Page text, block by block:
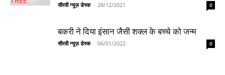
सीरवी न्यूज़ डेस्क - 28/12/2021 0
बकरी ने दिया इंसान जैसी शक्ल के बच्चे को जन्म
सीरवी न्यूज़ डेस्क - 06/01/2022 0